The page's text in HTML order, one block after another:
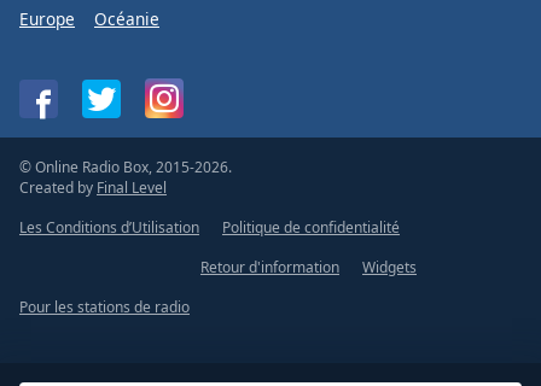
Europe
Océanie
© Online Radio Box, 2015-2026.
Created by Final Level
Les Conditions d’Utilisation
Politique de confidentialité
Retour d'information
Widgets
Pour les stations de radio